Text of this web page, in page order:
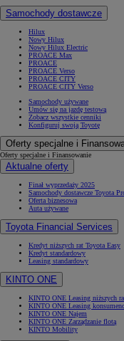
Samochody dostawcze
Hilux
Nowy Hilux
Nowy Hilux Electric
PROACE Max
PROACE
PROACE Verso
PROACE CITY
PROACE CITY Verso
Samochody używane
Umów się na jazdę testową
Zobacz wszystkie cenniki
Konfiguruj swoją Toyotę
Oferty specjalne i
Oferty specjalne i Finansowanie
Aktualne oferty
Finał wyprzedaży 2025
Samochody dostawcze Toyota
Oferta biznesowa
Auta używane
Toyota Financial Services
Kredyt niższych rat Toyota Easy
Kredyt standardowy
Leasing standardowy
KINTO ONE
KINTO ONE Leasing niższych
KINTO ONE Leasing
KINTO ONE Najem
KINTO ONE Zarządzanie flotą
KINTO Mobility